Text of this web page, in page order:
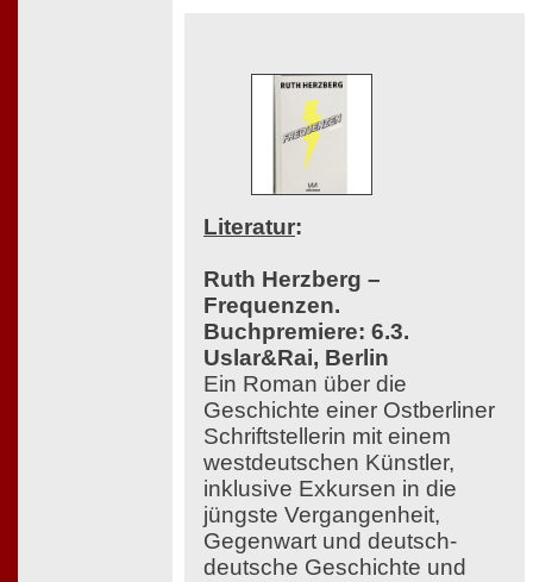
Literatur:
Ruth Herzberg –
Frequenzen.
Buchpremiere: 6.3.
Uslar&Rai, Berlin
Ein Roman über die
Geschichte einer Ostberliner
Schriftstellerin mit einem
westdeutschen Künstler,
inklusive Exkursen in die
jüngste Vergangenheit,
Gegenwart und deutsch-
deutsche Geschichte und